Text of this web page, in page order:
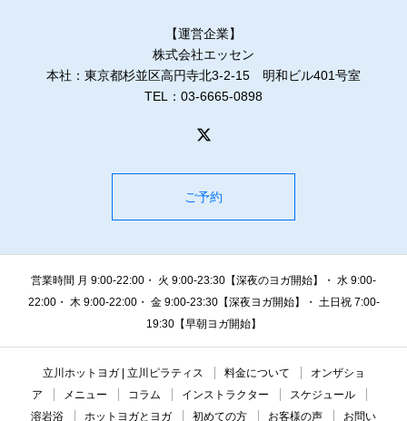
【運営企業】
株式会社エッセン
本社：東京都杉並区高円寺北3-2-15 明和ビル401号室
TEL：03-6665-0898
ご予約
営業時間 月 9:00-22:00・ 火 9:00-23:30【深夜のヨガ開始】・ 水 9:00-
22:00・ 木 9:00-22:00・ 金 9:00-23:30【深夜ヨガ開始】・ 土日祝 7:00-
19:30【早朝ヨガ開始】
立川ホットヨガ | 立川ピラティス 料金について
オンザショ
ア
メニュー コラム インストラクター
スケジュール
溶岩浴
ホットヨガとヨガ 初めての方 お客様の声 お問い